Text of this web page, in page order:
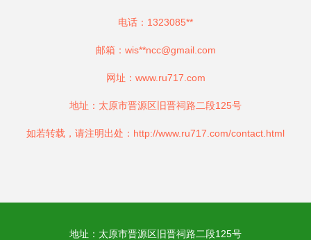
电话：1323085**
邮箱：wis**ncc@gmail.com
网址： www.ru717.com
地址：太原市晋源区旧晋祠路二段125号
如若转载，请注明出处：http://www.ru717.com/contact.html
地址：太原市晋源区旧晋祠路二段125号